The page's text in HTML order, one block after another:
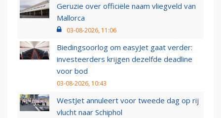
Geruzie over officiële naam vliegveld van
Mallorca
03-08-2026, 11:06
Biedingsoorlog om easyJet gaat verder:
investeerders krijgen dezelfde deadline
voor bod
03-08-2026, 10:43
WestJet annuleert voor tweede dag op rij
vlucht naar Schiphol